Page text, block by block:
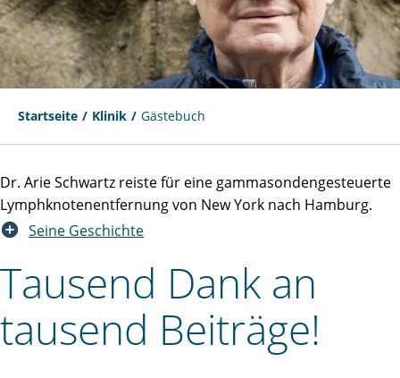
Startseite Klinik Gästebuch
Dr. Arie Schwartz reiste für eine gammasondengesteuerte
Lymphknotenentfernung von New York nach Hamburg.
Seine Geschichte
Tausend Dank an
tausend Beiträge!